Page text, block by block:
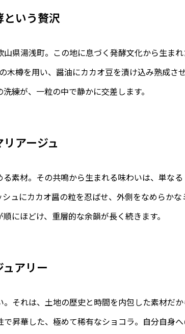
という贅沢
県湯浅町。この地に息づく発酵文化から生ま
木樽を用い、醤油にカカオ豆を漬け込み熟成さ
練が、一粒の中で静かに交差します。
アージュ
素材。その共鳴から生まれる味わいは、単な
ュにカカオ醤の粒を忍ばせ、外側をなめらか
にほどけ、重層的な余韻が長く続きます。
アリー
それは、土地の歴史と時間を内包した素材だか
で昇華した、極めて稀有なショコラ。自分自身